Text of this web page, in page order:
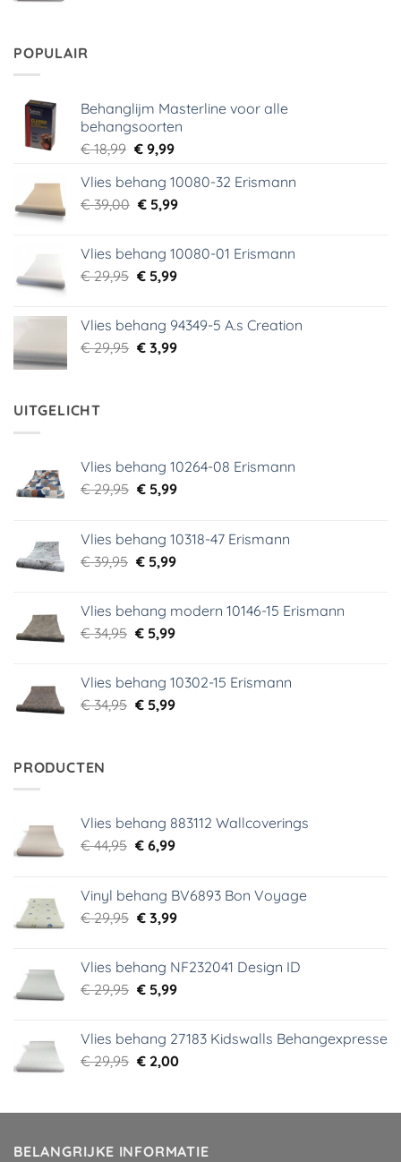
POPULAIR
Behanglijm Masterline voor alle
behangsoorten
€18,99 Oorspronkelijke
was:
€ 18,99.
€9,99Huidige
is:
€ 9,99.
Vlies behang 10080-32 Erismann
€39,00 Oorspronkelijke
€ 39,00.
€5,99Huidige
€ 5,99.
Vlies behang 10080-01 Erismann
€29,95 Oorspronkelijke
€ 29,95.
€5,99Huidige
€ 5,99.
Vlies behang 94349-5 A.s Creation
€29,95 Oorspronkelijke
€3,99Huidige
UITGELICHT
Vlies behang 10264-08 Erismann
€29,95 Oorspronkelijke
€ 29,95.
€5,99Huidige
€ 5,99.
Vlies behang 10318-47 Erismann
€39,95 Oorspronkelijke
€ 39,95.
€5,99Huidige
€ 5,99.
Vlies behang modern 10146-15 Erismann
€34,95 Oorspronkelijke
€ 34,95.
€5,99Huidige
€ 5,99.
Vlies behang 10302-15 Erismann
€34,95 Oorspronkelijke
€5,99Huidige
PRODUCTEN
Vlies behang 883112 Wallcoverings
€44,95 Oorspronkelijke
€ 44,95.
€6,99Huidige
€ 6,99.
Vinyl behang BV6893 Bon Voyage
€29,95 Oorspronkelijke
€ 29,95.
€3,99Huidige
€ 3,99.
Vlies behang NF232041 Design ID
€29,95 Oorspronkelijke
€ 29,95.
€5,99Huidige
€ 5,99.
Vlies behang 27183 Kidswalls Behangexpresse
€29,95 Oorspronkelijke
€ 29,95.
€2,00Huidige
€ 2,00.
BELANGRIJKE INFORMATIE